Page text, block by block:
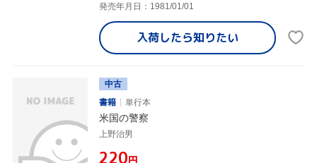
発売年月日：1981/01/01
入荷したら知りたい
中古
書籍
単行本
米国の警察
上野治男
¥220円